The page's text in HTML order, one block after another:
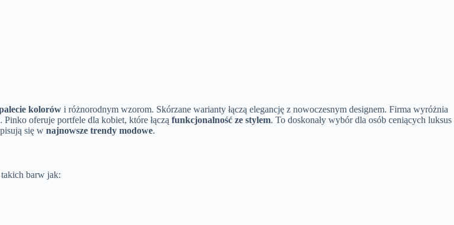
kolorów i różnorodnym wzorom. Skórzane warianty łączą elegancję z nowoczesnym designem. Firma wyróżnia
oferuje portfele dla kobiet, które łączą funkcjonalność ze stylem. To doskonały wybór dla osób ceniących luksus
się w najnowsze trendy modowe.
barw jak: